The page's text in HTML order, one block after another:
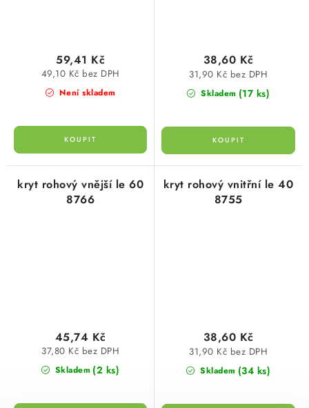
Není skladem
49,10 Kč bez DPH
59,41 Kč
Skladem (17 ks)
31,90 Kč bez DPH
38,60 Kč
kryt rohový vnější le 60
8766
Skladem (2 ks)
37,80 Kč bez DPH
45,74 Kč
kryt rohový vnitřní le 40
8755
Skladem (34 ks)
31,90 Kč bez DPH
38,60 Kč